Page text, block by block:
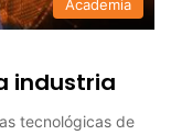
Academia
industria
tecnológicas de